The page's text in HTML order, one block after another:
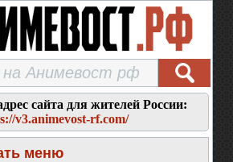
сайта для жителей России:
v3.animevost-rf.com/
меню